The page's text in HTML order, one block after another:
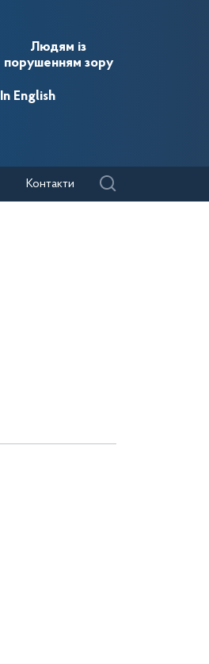
Людям із
порушенням зору
In English
Контакти